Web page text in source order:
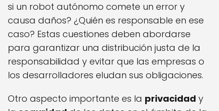
si un robot autónomo comete un error y
causa daños? ¿Quién es responsable en ese
caso? Estas cuestiones deben abordarse
para garantizar una distribución justa de la
responsabilidad y evitar que las empresas o
los desarrolladores eludan sus obligaciones.
Otro aspecto importante es la privacidad y